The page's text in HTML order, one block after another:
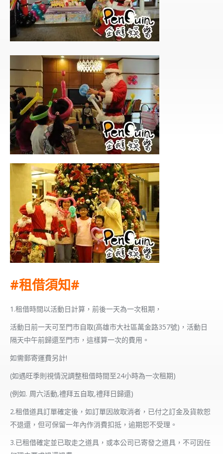
#租借須知#
1.租借時間以活動日計算，前後一天為一次租期，
活動日前一天可至門市自取(高雄市大社區萬金路357號)，活動日
隔天中午前歸還至門市，這樣算一次的費用。
如需郵寄運費另計!
(如遇旺季則視情況調整租借時間至24小時為一次租期)
(例如. 周六活動,禮拜五自取,禮拜日歸還)
2.租借道具訂單確定後，如訂單因故取消者，已付之訂金及貨款恕
不退還，但可保留一年內作消費扣抵，逾期恕不受理。
3.已租借確定並已取走之道具，或本公司已寄發之道具，不可因任